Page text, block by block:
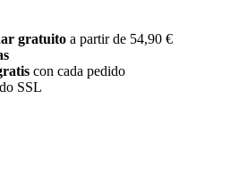
gratuito a partir de 54,90 €
con cada pedido
SSL